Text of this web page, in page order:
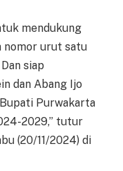
mendukung
nomor urut satu
siap
dan Abang Ijo
Purwakarta
2029,” tutur
(20/11/2024) di